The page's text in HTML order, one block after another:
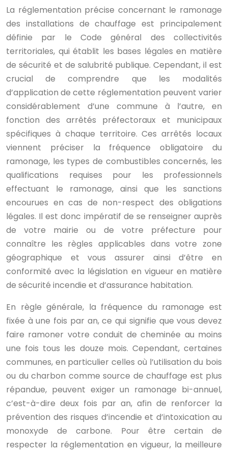
La réglementation précise concernant le ramonage
des installations de chauffage est principalement
définie par le Code général des collectivités
territoriales, qui établit les bases légales en matière
de sécurité et de salubrité publique. Cependant, il est
crucial de comprendre que les modalités
d’application de cette réglementation peuvent varier
considérablement d’une commune à l’autre, en
fonction des arrêtés préfectoraux et municipaux
spécifiques à chaque territoire. Ces arrêtés locaux
viennent préciser la fréquence obligatoire du
ramonage, les types de combustibles concernés, les
qualifications requises pour les professionnels
effectuant le ramonage, ainsi que les sanctions
encourues en cas de non-respect des obligations
légales. Il est donc impératif de se renseigner auprès
de votre mairie ou de votre préfecture pour
connaître les règles applicables dans votre zone
géographique et vous assurer ainsi d’être en
conformité avec la législation en vigueur en matière
de sécurité incendie et d’assurance habitation.
En règle générale, la fréquence du ramonage est
fixée à une fois par an, ce qui signifie que vous devez
faire ramoner votre conduit de cheminée au moins
une fois tous les douze mois. Cependant, certaines
communes, en particulier celles où l’utilisation du bois
ou du charbon comme source de chauffage est plus
répandue, peuvent exiger un ramonage bi-annuel,
c’est-à-dire deux fois par an, afin de renforcer la
prévention des risques d’incendie et d’intoxication au
monoxyde de carbone. Pour être certain de
respecter la réglementation en vigueur, la meilleure